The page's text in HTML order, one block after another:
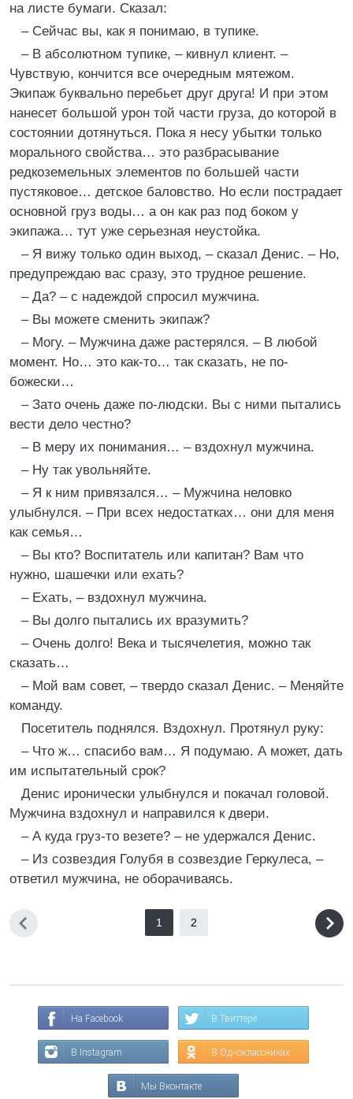
на листе бумаги. Сказал:
– Сейчас вы, как я понимаю, в тупике.
– В абсолютном тупике, – кивнул клиент. –
Чувствую, кончится все очередным мятежом.
Экипаж буквально перебьет друг друга! И при этом
нанесет большой урон той части груза, до которой в
состоянии дотянуться. Пока я несу убытки только
морального свойства… это разбрасывание
редкоземельных элементов по большей части
пустяковое… детское баловство. Но если пострадает
основной груз воды… а он как раз под боком у
экипажа… тут уже серьезная неустойка.
– Я вижу только один выход, – сказал Денис. – Но,
предупреждаю вас сразу, это трудное решение.
– Да? – с надеждой спросил мужчина.
– Вы можете сменить экипаж?
– Могу. – Мужчина даже растерялся. – В любой
момент. Но… это как-то… так сказать, не по-
божески…
– Зато очень даже по-людски. Вы с ними пытались
вести дело честно?
– В меру их понимания… – вздохнул мужчина.
– Ну так увольняйте.
– Я к ним привязался… – Мужчина неловко
улыбнулся. – При всех недостатках… они для меня
как семья…
– Вы кто? Воспитатель или капитан? Вам что
нужно, шашечки или ехать?
– Ехать, – вздохнул мужчина.
– Вы долго пытались их вразумить?
– Очень долго! Века и тысячелетия, можно так
сказать…
– Мой вам совет, – твердо сказал Денис. – Меняйте
команду.
Посетитель поднялся. Вздохнул. Протянул руку:
– Что ж… спасибо вам… Я подумаю. А может, дать
им испытательный срок?
Денис иронически улыбнулся и покачал головой.
Мужчина вздохнул и направился к двери.
– А куда груз-то везете? – не удержался Денис.
– Из созвездия Голубя в созвездие Геркулеса, –
ответил мужчина, не оборачиваясь.
1 2
На Facebook В Твиттере
В Instagram В Одноклассниках
Мы Вконтакте